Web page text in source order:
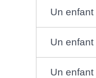
Un
Un
Un